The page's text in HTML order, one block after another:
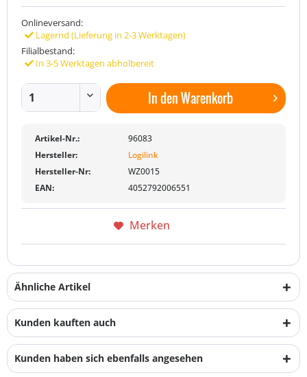
Onlineversand:
Lagernd (Lieferung in 2-3 Werktagen)
Filialbestand:
In 3-5 Werktagen abholbereit
In denWarenkorb
Artikel-Nr.:
96083
Hersteller:
Logilink
Hersteller-Nr:
WZ0015
EAN:
4052792006551
Merken
Ähnliche Artikel
Kunden kauften auch
Kunden haben sich ebenfalls angesehen